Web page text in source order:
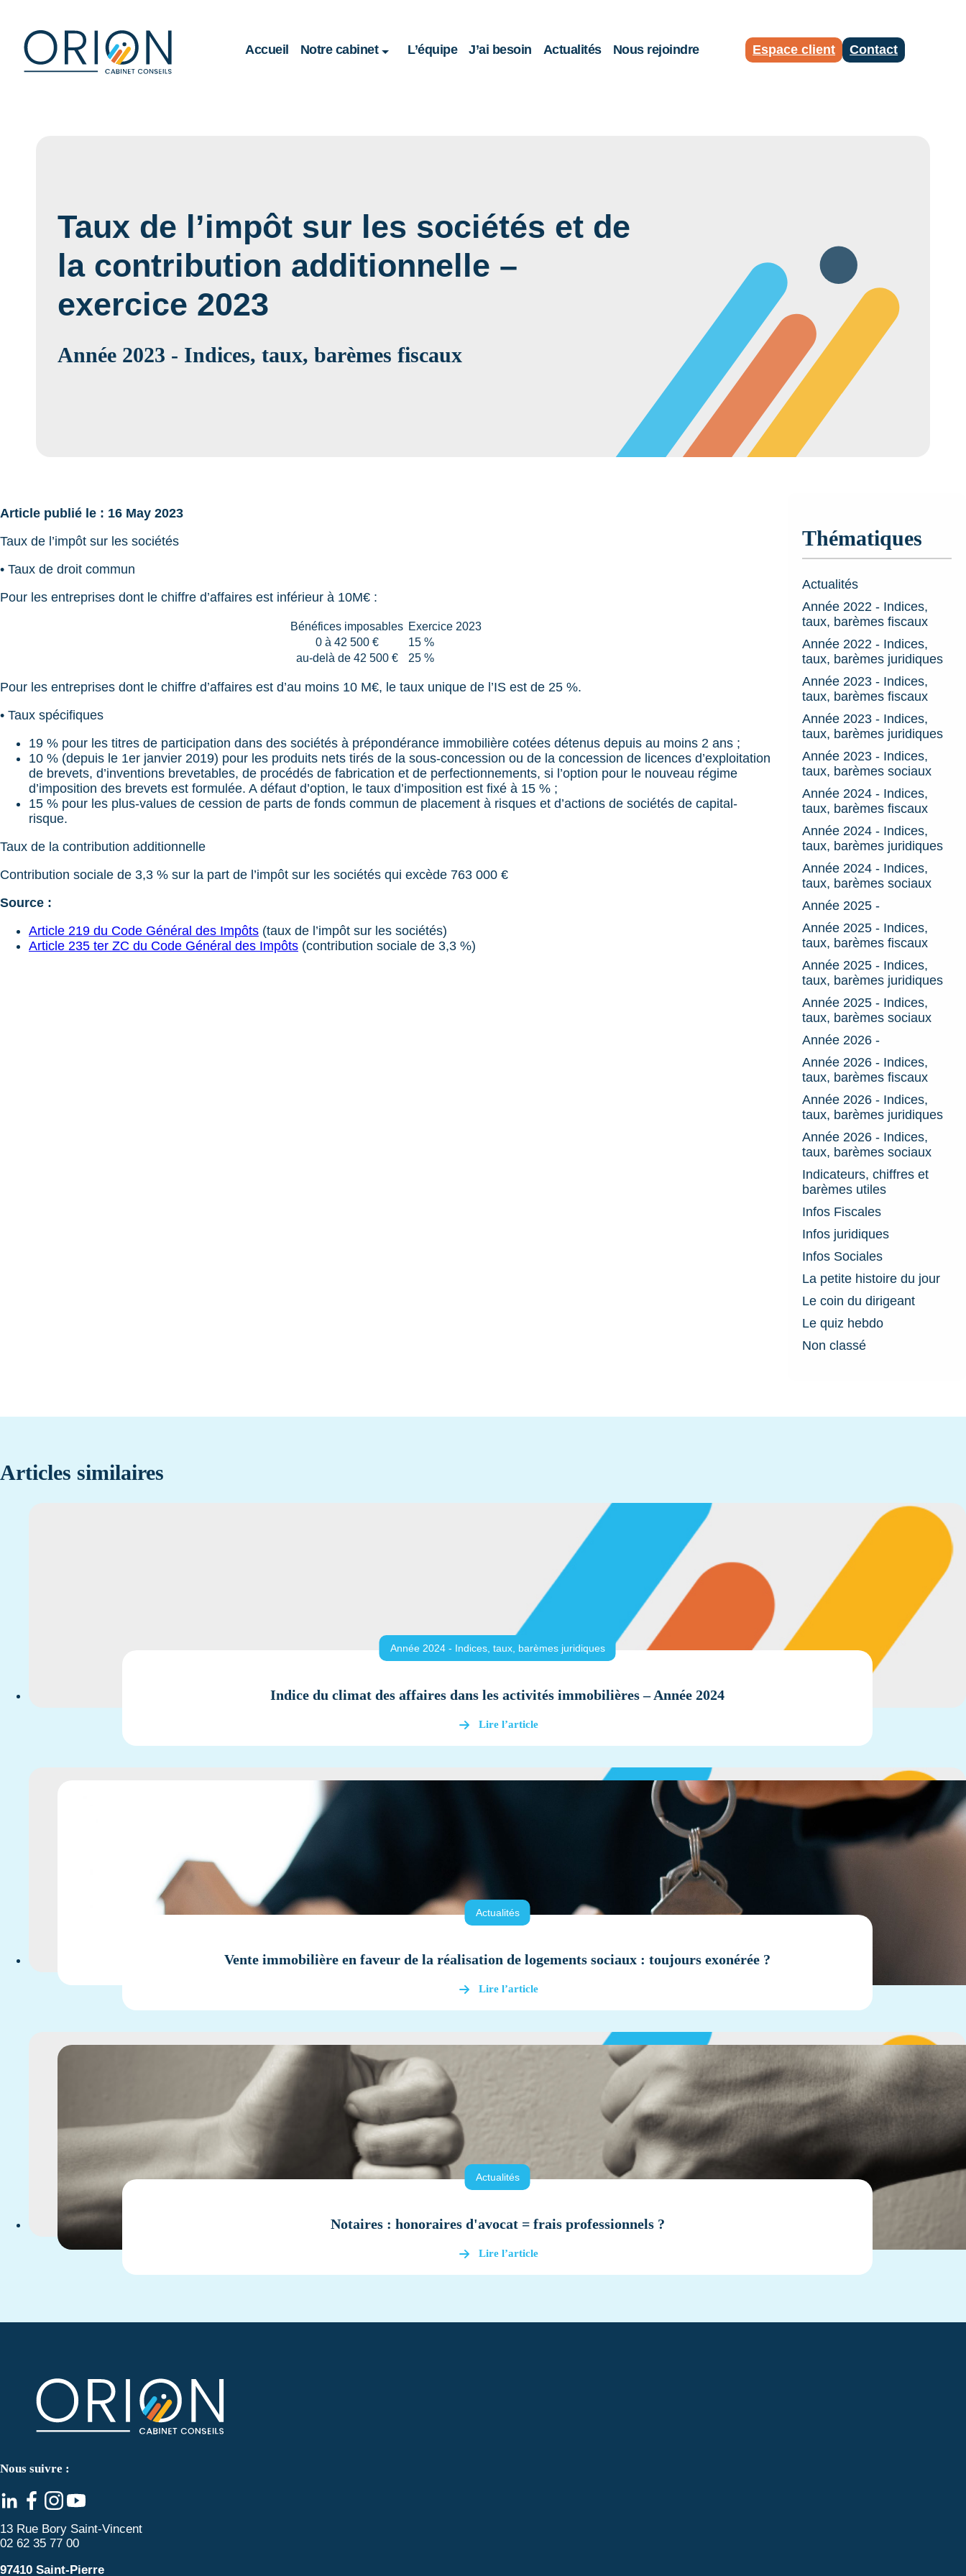
Accueil Notre cabinet L’équipe J’ai besoin Actualités Nous rejoindre Espace client Contact
Taux de l’impôt sur les sociétés et de
la contribution additionnelle –
exercice 2023
Année 2023 - Indices, taux, barèmes fiscaux
Article publié le : 16 May 2023
Taux de l’impôt sur les sociétés
• Taux de droit commun
Pour les entreprises dont le chiffre d’affaires est inférieur à 10M€ :
Bénéfices imposables Exercice 2023
0 à 42 500 €
15 %
au-delà de 42 500 €
25 %
Pour les entreprises dont le chiffre d’affaires est d’au moins 10 M€, le taux unique de l’IS est de 25 %.
• Taux spécifiques
19 % pour les titres de participation dans des sociétés à prépondérance immobilière cotées détenus depuis au moins 2 ans ;
10 % (depuis le 1er janvier 2019) pour les produits nets tirés de la sous-concession ou de la concession de licences d’exploitation
de brevets, d’inventions brevetables, de procédés de fabrication et de perfectionnements, si l’option pour le nouveau régime
d’imposition des brevets est formulée. A défaut d’option, le taux d’imposition est fixé à 15 % ;
15 % pour les plus-values de cession de parts de fonds commun de placement à risques et d’actions de sociétés de capital-
risque.
Taux de la contribution additionnelle
Contribution sociale de 3,3 % sur la part de l’impôt sur les sociétés qui excède 763 000 €
Source :
Article 219 du Code Général des Impôts (taux de l’impôt sur les sociétés)
Article 235 ter ZC du Code Général des Impôts (contribution sociale de 3,3 %)
Thématiques
Actualités
Année 2022 - Indices,
taux, barèmes fiscaux
Année 2022 - Indices,
taux, barèmes juridiques
Année 2023 - Indices,
taux, barèmes fiscaux
Année 2023 - Indices,
taux, barèmes juridiques
Année 2023 - Indices,
taux, barèmes sociaux
Année 2024 - Indices,
taux, barèmes fiscaux
Année 2024 - Indices,
taux, barèmes juridiques
Année 2024 - Indices,
taux, barèmes sociaux
Année 2025 -
Année 2025 - Indices,
taux, barèmes fiscaux
Année 2025 - Indices,
taux, barèmes juridiques
Année 2025 - Indices,
taux, barèmes sociaux
Année 2026 -
Année 2026 - Indices,
taux, barèmes fiscaux
Année 2026 - Indices,
taux, barèmes juridiques
Année 2026 - Indices,
taux, barèmes sociaux
Indicateurs, chiffres et
barèmes utiles
Infos Fiscales
Infos juridiques
Infos Sociales
La petite histoire du jour
Le coin du dirigeant
Le quiz hebdo
Non classé
Articles similaires
Année 2024 - Indices, taux, barèmes juridiques
Indice du climat des affaires dans les activités immobilières – Année 2024
Lire l’article
Actualités
Vente immobilière en faveur de la réalisation de logements sociaux : toujours exonérée ?
Lire l’article
Actualités
Notaires : honoraires d'avocat = frais professionnels ?
Lire l’article
Nous suivre :
13 Rue Bory Saint-Vincent
02 62 35 77 00
97410 Saint-Pierre